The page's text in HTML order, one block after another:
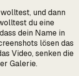
und dann
du eine
dein Name in
lösen das
Video, senken die
Galerie.